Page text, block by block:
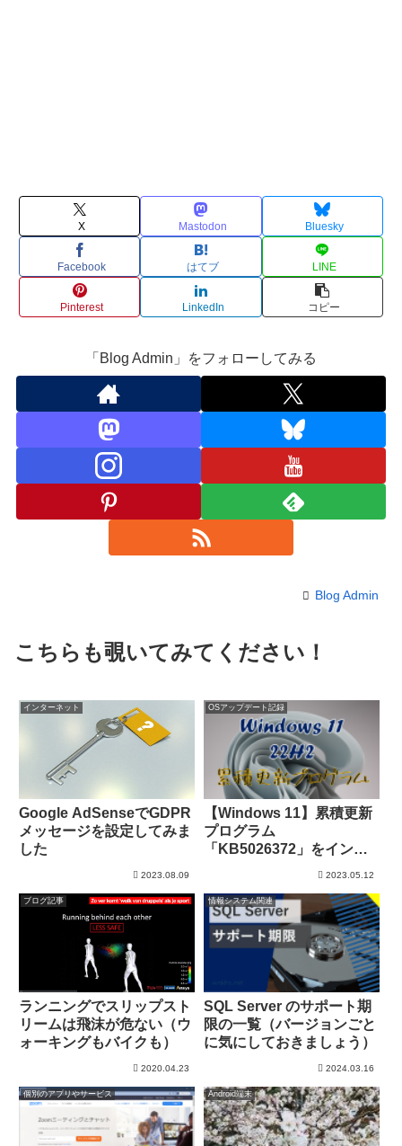
X Mastodon Bluesky
Facebook はてブ LINE
Pinterest LinkedIn コピー
「Blog Admin」をフォローしてみる
Blog Admin
こちらも覗いてみてください！
インターネット
Google AdSenseでGDPR
メッセージを設定してみま
した
2023.08.09
OSアップデート記録
【Windows 11】累積更新
プログラム
「KB5026372」をインス
2023.05.12
ブログ記事
ランニングでスリップスト
リームは飛沫が危ない（ウ
ォーキングもバイクも）
2020.04.23
情報システム関連
SQL Server のサポート期
限の一覧（バージョンごと
に気にしておきましょう）
2024.03.16
個別のアプリやサービス Android端末